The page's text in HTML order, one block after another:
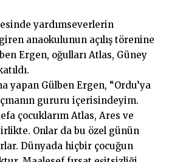
yardımseverlerin
anaokulunun açılış törenine
Ergen, oğulları Atlas, Güney
yapan Gülben Ergen, “Ordu’ya
gururu içerisindeyim.
çocuklarım Atlas, Ares ve
Onlar da bu özel günün
Dünyada hiçbir çocuğun